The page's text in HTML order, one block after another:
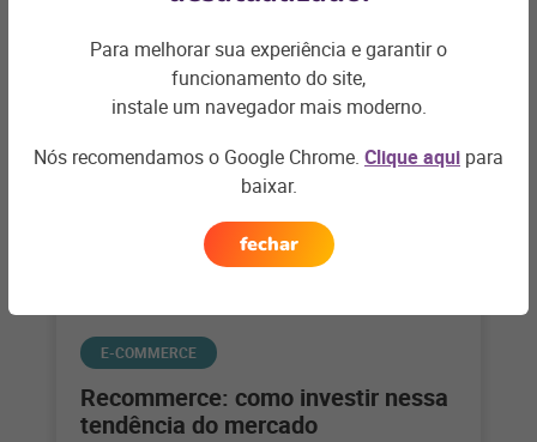
E-COMMERCE
Recommerce: como investir nessa
tendência do mercado
Para melhorar sua experiência e garantir o
funcionamento do site,
instale um navegador mais moderno.
Nós recomendamos o Google Chrome. Clique aqui para
baixar.
fechar